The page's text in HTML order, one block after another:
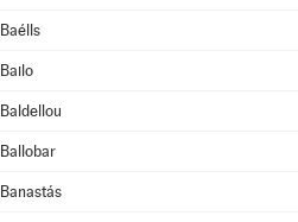
Baélls
Bailo
Baldellou
Ballobar
Banastás